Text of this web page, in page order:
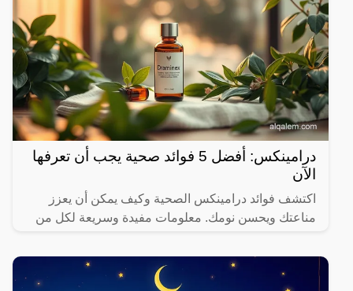
درامينكس: أفضل 5 فوائد صحية يجب أن تعرفها
الآن
اكتشف فوائد درامينكس الصحية وكيف يمكن أن يعزز
مناعتك ويحسن نومك. معلومات مفيدة وسريعة لكل من